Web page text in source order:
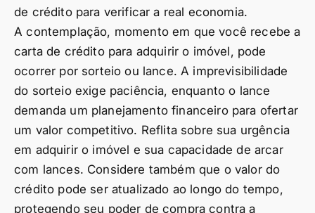
de crédito para verificar a real economia.
A contemplação, momento em que você recebe a
carta de crédito para adquirir o imóvel, pode
ocorrer por sorteio ou lance. A imprevisibilidade
do sorteio exige paciência, enquanto o lance
demanda um planejamento financeiro para ofertar
um valor competitivo. Reflita sobre sua urgência
em adquirir o imóvel e sua capacidade de arcar
com lances. Considere também que o valor do
crédito pode ser atualizado ao longo do tempo,
protegendo seu poder de compra contra a